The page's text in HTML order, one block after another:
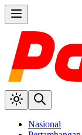
Nasional